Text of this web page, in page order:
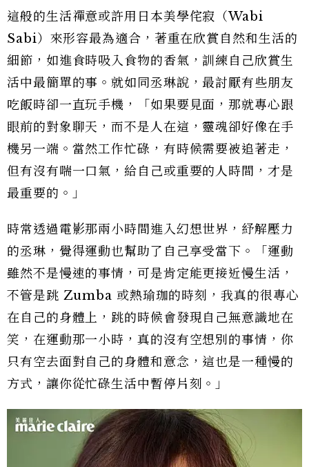
這般的生活禪意或許用日本美學侘寂（Wabi
Sabi）來形容最為適合，著重在欣賞自然和生活的
細節，如進食時吸入食物的香氣，訓練自己欣賞生
活中最簡單的事。就如同丞琳說，最討厭有些朋友
吃飯時卻一直玩手機，「如果要見面，那就專心跟
眼前的對象聊天，而不是人在這，靈魂卻好像在手
機另一端。當然工作忙碌，有時候需要被追著走，
但有沒有喘一口氣，給自己或重要的人時間，才是
最重要的。」
時常透過電影那兩小時間進入幻想世界，紓解壓力
的丞琳，覺得運動也幫助了自己享受當下。「運動
雖然不是慢速的事情，可是肯定能更接近慢生活，
不管是跳 Zumba 或熱瑜珈的時刻，我真的很專心
在自己的身體上，跳的時候會發現自己無意識地在
笑，在運動那一小時，真的沒有空想別的事情，你
只有空去面對自己的身體和意念，這也是一種慢的
方式，讓你從忙碌生活中暫停片刻。」